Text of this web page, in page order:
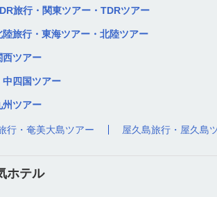
旅行・関東ツアー・TDRツアー
旅行・東海ツアー・北陸ツアー
西ツアー
四国ツアー
州ツアー
行・奄美大島ツアー 屋久島旅行・屋久島
ホテル